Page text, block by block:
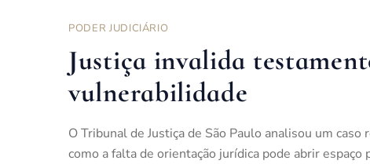
PODER JUDICIÁRIO
Justiça invalida
vulnerabilidade
O Tribunal de Justiça de São Paulo analisou um
como a falta de orientação jurídica pode abrir